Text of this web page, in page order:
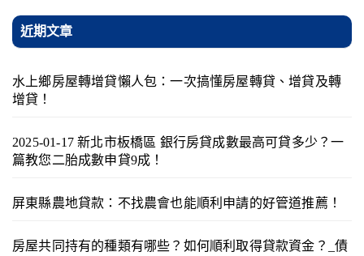
近期文章
水上鄉房屋轉增貸懶人包：一次搞懂房屋轉貸、增貸及轉
增貸！
2025-01-17 新北市板橋區 銀行房貸成數最高可貸多少？一
篇教您二胎成數申貸9成！
屏東縣農地貸款：不找農會也能順利申請的好管道推薦！
房屋共同持有的種類有哪些？如何順利取得貸款資金？_債